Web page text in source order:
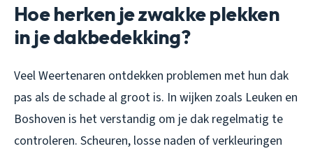
Hoe herken je zwakke plekken
in je dakbedekking?
Veel Weertenaren ontdekken problemen met hun dak
pas als de schade al groot is. In wijken zoals Leuken en
Boshoven is het verstandig om je dak regelmatig te
controleren. Scheuren, losse naden of verkleuringen